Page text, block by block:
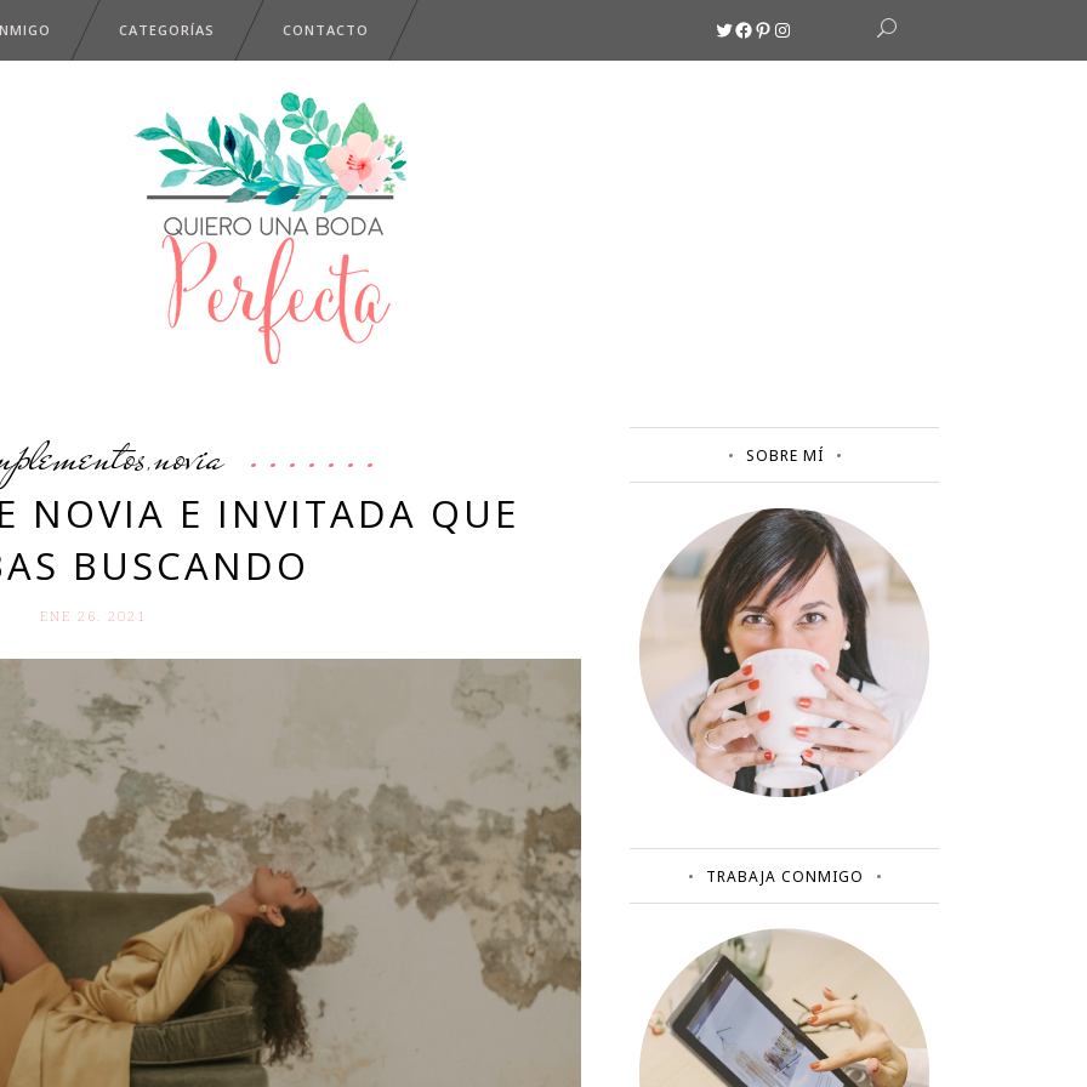
CATEGORÍAS CONTACTO Twitter
Facebook
Pinterest
Instagram
,novia
NOVIA E INVITADA QUE
BUSCANDO
ENE 26. 2021
SOBRE MÍ
TRABAJA CONMIGO